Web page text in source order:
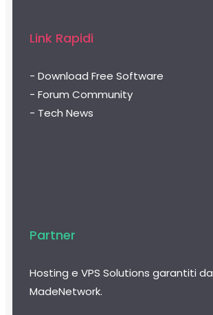
Link Rapidi
- Download Free Software
- Forum Community
- Tech News
Partner
Hosting e VPS Solutions garantiti da
MadeNetwork.